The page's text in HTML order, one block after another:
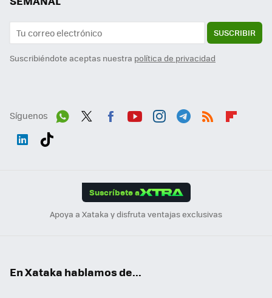
SUSCRIBIR
Suscribiéndote aceptas nuestra política de privacidad
Síguenos
Suscríbete a
Apoya a Xataka y disfruta ventajas exclusivas
En Xataka hablamos de...